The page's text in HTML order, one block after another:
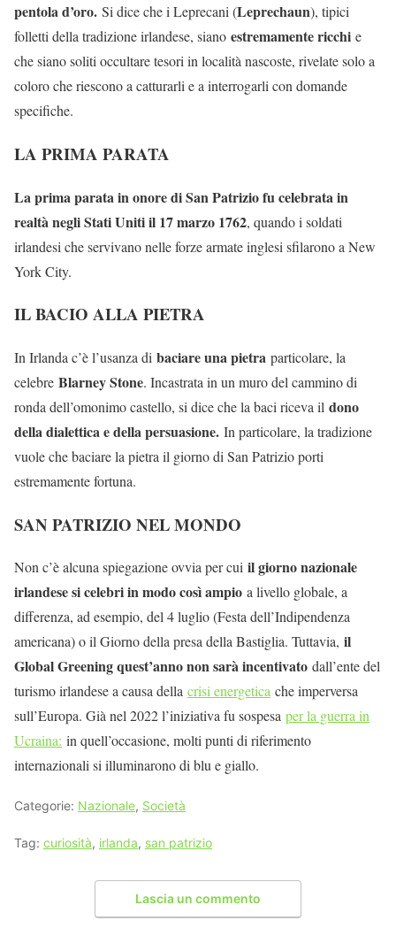
pentola d’oro. Si dice che i Leprecani (Leprechaun), tipici
folletti della tradizione irlandese, siano estremamente ricchi e
che siano soliti occultare tesori in località nascoste, rivelate solo a
coloro che riescono a catturarli e a interrogarli con domande
specifiche.
LA PRIMA PARATA
La prima parata in onore di San Patrizio fu celebrata in
realtà negli Stati Uniti il 17 marzo 1762, quando i soldati
irlandesi che servivano nelle forze armate inglesi sfilarono a New
York City.
IL BACIO ALLA PIETRA
In Irlanda c’è l’usanza di baciare una pietra particolare, la
celebre Blarney Stone. Incastrata in un muro del cammino di
ronda dell’omonimo castello, si dice che la baci riceva il dono
della dialettica e della persuasione. In particolare, la tradizione
vuole che baciare la pietra il giorno di San Patrizio porti
estremamente fortuna.
SAN PATRIZIO NEL MONDO
Non c’è alcuna spiegazione ovvia per cui il giorno nazionale
irlandese si celebri in modo così ampio a livello globale, a
differenza, ad esempio, del 4 luglio (Festa dell’Indipendenza
americana) o il Giorno della presa della Bastiglia. Tuttavia, il
Global Greening quest’anno non sarà incentivato dall’ente del
turismo irlandese a causa della crisi energetica che imperversa
sull’Europa. Già nel 2022 l’iniziativa fu sospesa per la guerra in
Ucraina: in quell’occasione, molti punti di riferimento
internazionali si illuminarono di blu e giallo.
Categorie: Nazionale, Società
Tag: curiosità, irlanda, san patrizio
Lascia un commento